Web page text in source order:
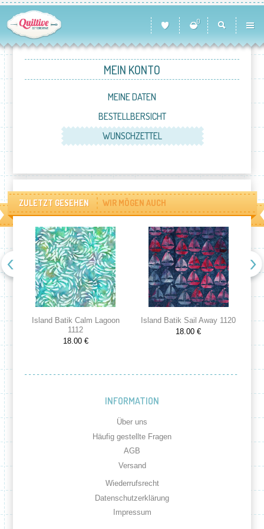
0
MEIN KONTO
MEINE DATEN
BESTELLBERSICHT
WUNSCHZETTEL
ZULETZT GESEHEN WIR MÖGEN AUCH
Island Batik Calm Lagoon
1112
18.00 €
Island Batik Sail Away 1120
18.00 €
INFORMATION
Über uns
Häufig gestellte Fragen
AGB
Versand
Wiederrufsrecht
Datenschutzerklärung
Impressum